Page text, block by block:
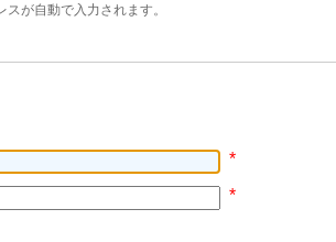
が自動で入力されます。
*
*